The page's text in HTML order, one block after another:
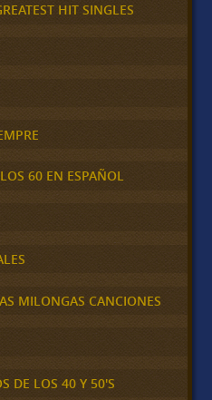
HIT SINGLES
60 EN ESPAÑOL
MILONGAS CANCIONES
DE LOS 40 Y 50'S